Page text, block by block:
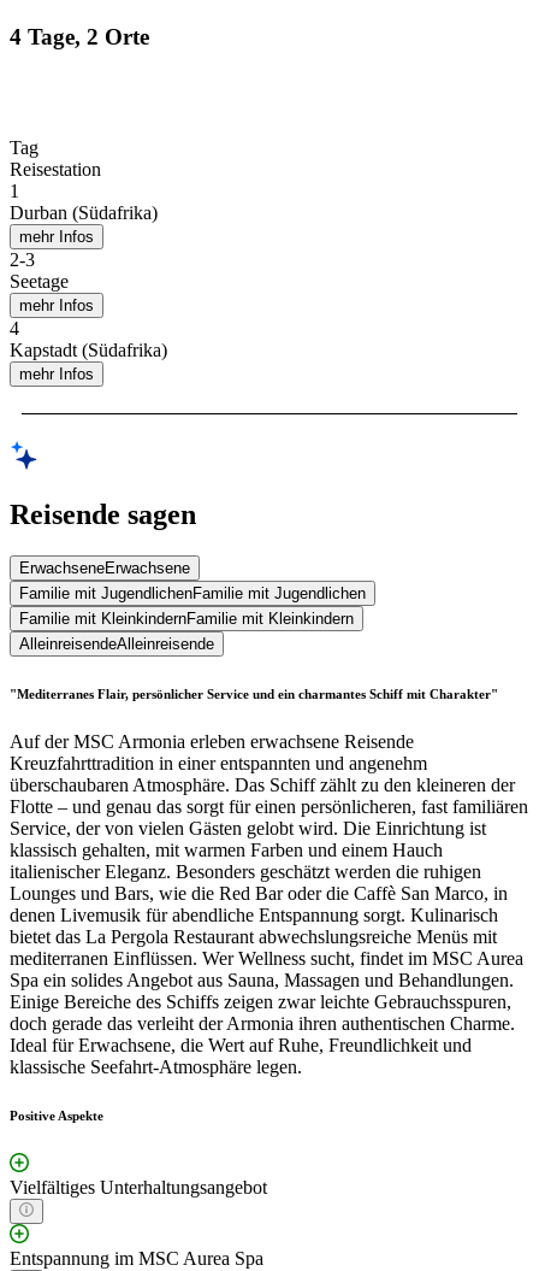
4 Tage, 2 Orte
Tag
Reisestation
1
Durban (Südafrika)
mehr Infos
2-3
Seetage
mehr Infos
4
Kapstadt (Südafrika)
mehr Infos
Reisende sagen
ErwachseneErwachsene
Familie mit JugendlichenFamilie mit Jugendlichen
Familie mit KleinkindernFamilie mit Kleinkindern
AlleinreisendeAlleinreisende
"Mediterranes Flair, persönlicher Service und ein charmantes Schiff mit Charakter"
Auf der MSC Armonia erleben erwachsene Reisende
Kreuzfahrttradition in einer entspannten und angenehm
überschaubaren Atmosphäre. Das Schiff zählt zu den kleineren der
Flotte – und genau das sorgt für einen persönlicheren, fast familiären
Service, der von vielen Gästen gelobt wird. Die Einrichtung ist
klassisch gehalten, mit warmen Farben und einem Hauch
italienischer Eleganz. Besonders geschätzt werden die ruhigen
Lounges und Bars, wie die Red Bar oder die Caffè San Marco, in
denen Livemusik für abendliche Entspannung sorgt. Kulinarisch
bietet das La Pergola Restaurant abwechslungsreiche Menüs mit
mediterranen Einflüssen. Wer Wellness sucht, findet im MSC Aurea
Spa ein solides Angebot aus Sauna, Massagen und Behandlungen.
Einige Bereiche des Schiffs zeigen zwar leichte Gebrauchsspuren,
doch gerade das verleiht der Armonia ihren authentischen Charme.
Ideal für Erwachsene, die Wert auf Ruhe, Freundlichkeit und
klassische Seefahrt-Atmosphäre legen.
Positive Aspekte
Vielfältiges Unterhaltungsangebot
Entspannung im MSC Aurea Spa